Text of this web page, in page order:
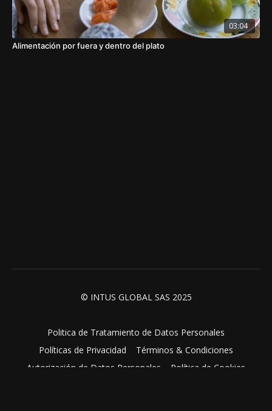
03:04
Alimentación por fuera y dentro del plato
© INTUS GLOBAL SAS 2025
Politica de Tratamiento de Datos Personales
Políticas de Privacidad
Términos & Condiciones
Autorización de Datos Personales
Política de Cookies